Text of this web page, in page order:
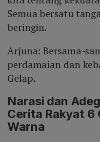
Semua bersatu
beringin.
Arjuna: Bersama-
perdamaian dan
Gelap.
Narasi dan
Cerita Rakyat 6
Warna